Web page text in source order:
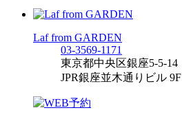
Laf from GARDEN
03-3569-1171
東京都中央区銀座5-5-14
JPR銀座並木通りビル 9F